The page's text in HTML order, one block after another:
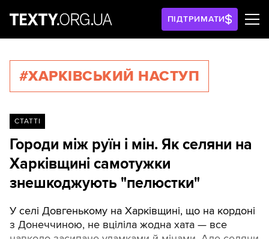
ПІДТРИМАТИ
#ХАРКІВСЬКИЙ НАСТУП
СТАТТІ
Городи між руїн і мін. Як селяни на
Харківщині самотужки
знешкоджують "пелюстки"
У селі Довгенькому на Харківщині, що на кордоні
з Донеччиною, не вціліла жодна хата — все